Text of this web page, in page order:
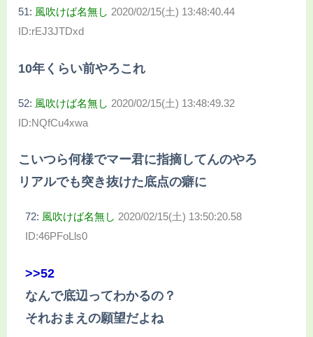
51: 風吹けば名無し 2020/02/15(土) 13:48:40.44
ID:rEJ3JTDxd
10年くらい前やろこれ
52: 風吹けば名無し 2020/02/15(土) 13:48:49.32
ID:NQfCu4xwa
こいつら何様でマー君に指摘してんのやろ
リアルでも突き抜けた底点の癖に
72: 風吹けば名無し 2020/02/15(土) 13:50:20.58
ID:46PFoLls0
>>52
なんで底辺ってわかるの？
それおまえの願望だよね